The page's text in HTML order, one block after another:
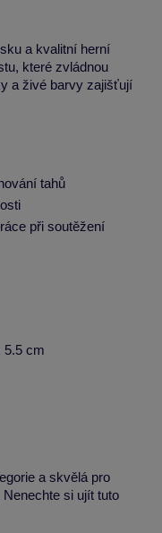
a kvalitní herní
které zvládnou
a živé barvy zajišťují
tahů
při soutěžení
5.5 cm
a skvělá pro
si ujít tuto